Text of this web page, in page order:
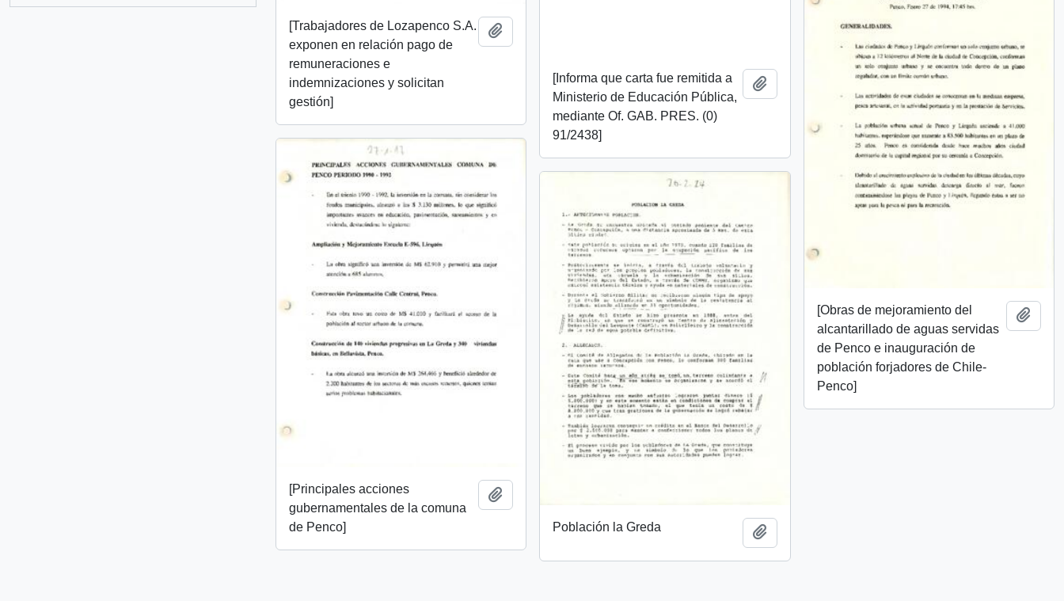
[Trabajadores de Lozapenco S.A.
exponen en relación pago de
remuneraciones e
indemnizaciones y solicitan
gestión]
[Informa que carta fue remitida a
Ministerio de Educación Pública,
mediante Of. GAB. PRES. (0)
91/2438]
Añadir al portapapeles
[Obras de mejoramiento del
alcantarillado de aguas servidas
de Penco e inauguración de
población forjadores de Chile-
Penco]
[Principales acciones
gubernamentales de la comuna
de Penco]
Población la Greda Añadir al portapapeles